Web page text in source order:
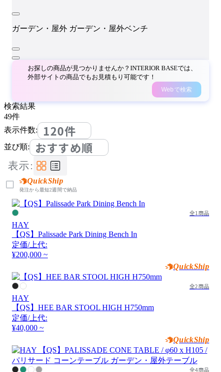
ガーデン・屋外 ガーデン・屋外ベンチ
お探しの商品が見つかりませんか？INTERIOR BASEでは、
外部サイトの商品でもお見積もり可能です！
Webで検索
検索結果
49件
表示件数:
120件
並び順: おすすめ順
表示:
QuickShip
発注から最短2週間で納品
全1商品
HAY
【QS】Palissade Park Dining Bench In
定価/上代:
¥200,000 ~
QuickShip
全2商品
HAY
【QS】HEE BAR STOOL HIGH H750mm
定価/上代:
¥40,000 ~
QuickShip
全4商品